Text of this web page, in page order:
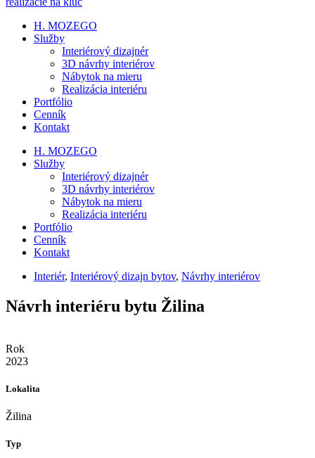
H. MOZEGO
Služby
Interiérový dizajnér
3D návrhy interiérov
Nábytok na mieru
Realizácia interiéru
Portfólio
Cenník
Kontakt
H. MOZEGO
Služby
Interiérový dizajnér
3D návrhy interiérov
Nábytok na mieru
Realizácia interiéru
Portfólio
Cenník
Kontakt
Interiér, Interiérový dizajn bytov, Návrhy interiérov
Návrh interiéru bytu Žilina
Rok
2023
Lokalita
Žilina
Typ